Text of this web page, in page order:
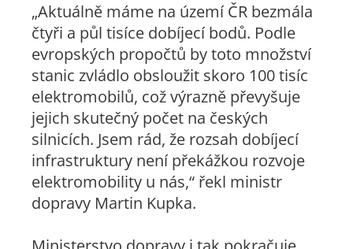
„Aktuálně máme na území ČR bezmála
čtyři a půl tisíce dobíjecí bodů. Podle
evropských propočtů by toto množství
stanic zvládlo obsloužit skoro 100 tisíc
elektromobilů, což výrazně převyšuje
jejich skutečný počet na českých
silnicích. Jsem rád, že rozsah dobíjecí
infrastruktury není překážkou rozvoje
elektromobility u nás,“ řekl ministr
dopravy Martin Kupka.